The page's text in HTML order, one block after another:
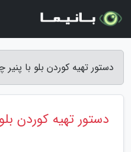
دستور تهیه کوردن بلو با
دستور تهیه کوردن